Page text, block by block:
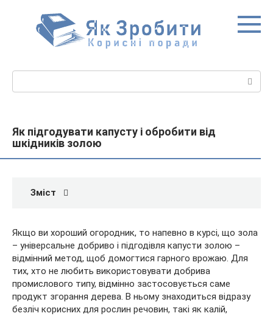
Як підгодувати капусту і обробити від
шкідників золою
Зміст
Якщо ви хороший огородник, то напевно в курсі, що зола
– універсальне добриво і підгодівля капусти золою –
відмінний метод, щоб домогтися гарного врожаю. Для
тих, хто не любить використовувати добрива
промислового типу, відмінно застосовується саме
продукт згорання дерева. В ньому знаходиться відразу
безліч корисних для рослин речовин, такі як калій,